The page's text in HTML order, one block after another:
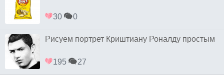
30 0
Рисуем портрет Криштиану Роналду простым
195 27